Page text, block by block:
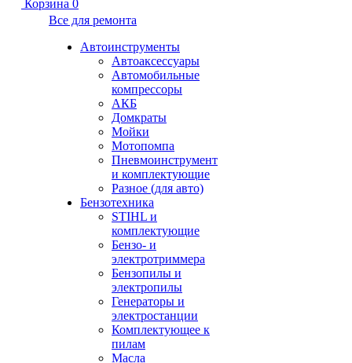
Корзина 0
Все для ремонта
Автоинструменты
Автоаксессуары
Автомобильные
компрессоры
АКБ
Домкраты
Мойки
Мотопомпа
Пневмоинструмент
и комплектующие
Разное (для авто)
Бензотехника
STIHL и
комплектующие
Бензо- и
электротриммера
Бензопилы и
электропилы
Генераторы и
электростанции
Комплектующее к
пилам
Масла